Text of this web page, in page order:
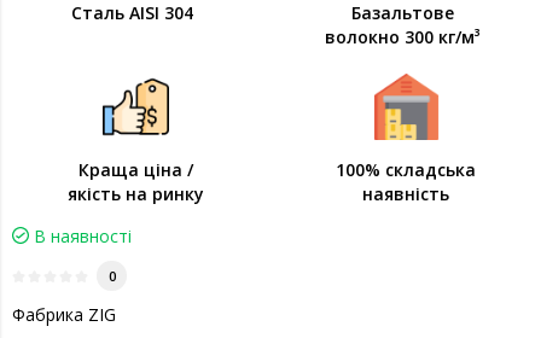
Сталь AISI 304
Базальтове
волокно 300 кг/м³
Краща ціна /
якість на ринку
100% складська
наявність
В наявності
0
Фабрика ZIG